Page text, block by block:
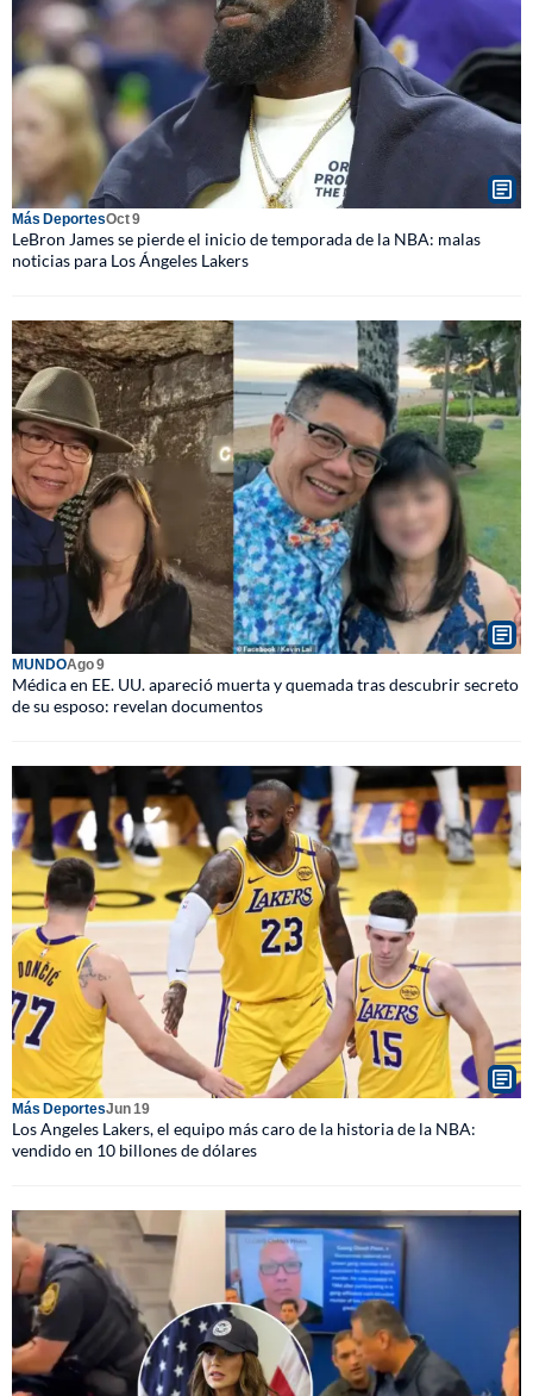
Más DeportesOct 9
LeBron James se pierde el inicio de temporada de la NBA: malas
noticias para Los Ángeles Lakers
MUNDOAgo 9
Médica en EE. UU. apareció muerta y quemada tras descubrir secreto
de su esposo: revelan documentos
Más DeportesJun 19
Los Angeles Lakers, el equipo más caro de la historia de la NBA:
vendido en 10 billones de dólares